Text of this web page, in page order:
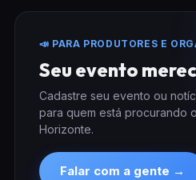
📣 PARA PRODUTORES E
Seu evento
Cadastre seu evento ou
para quem está procurando
Horizonte.
Falar com a gente →